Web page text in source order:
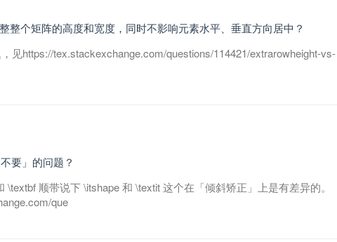
整个矩阵的高度和宽度，同时不影响元素水平、垂直方向居中？
见https://tex.stackexchange.com/questions/114421/extrarowheight-vs-
要」的问题？
\textbf 顺带说下 \itshape 和 \textit 这个在「倾斜矫正」上是有差异的。
que